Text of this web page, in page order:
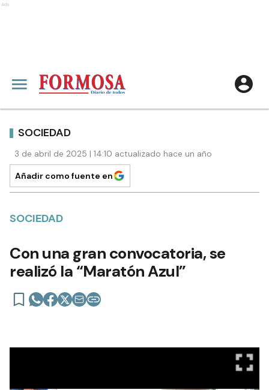
Ads
SOCIEDAD
3 de abril de 2025 | 14:10 actualizado hace un año
Añadir como fuente en
SOCIEDAD
Con una gran convocatoria, se
realizó la “Maratón Azul”